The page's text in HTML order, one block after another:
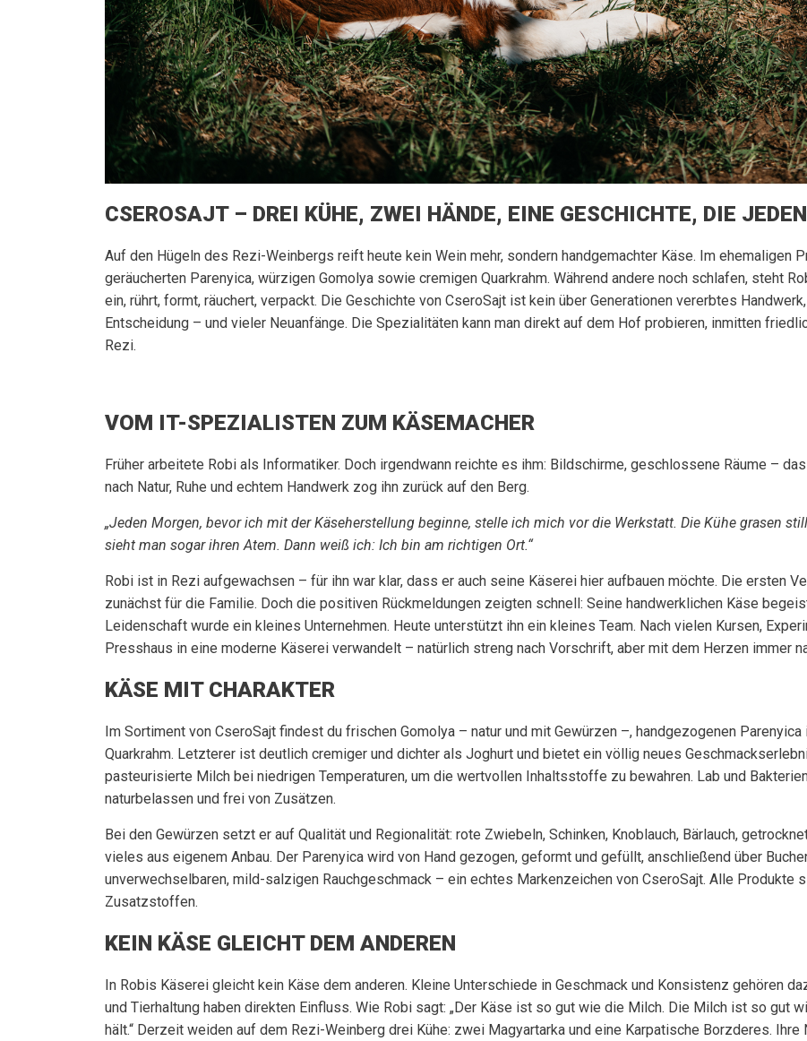
CSEROSAJT – DREI KÜHE, ZWEI HÄNDE, EINE GESCHICHTE, DIE
Auf den Hügeln des Rezi-Weinbergs reift heute kein Wein mehr, sondern handgemachter Käse. Im ehemaligen
geräucherten Parenyica, würzigen Gomolya sowie cremigen Quarkrahm. Während andere noch schlafen, steht
ein, rührt, formt, räuchert, verpackt. Die Geschichte von CseroSajt ist kein über Generationen vererbtes
Entscheidung – und vieler Neuanfänge. Die Spezialitäten kann man direkt auf dem Hof probieren, inmitten
Rezi.
VOM IT-SPEZIALISTEN ZUM KÄSEMACHER
Früher arbeitete Robi als Informatiker. Doch irgendwann reichte es ihm: Bildschirme, geschlossene Räume –
nach Natur, Ruhe und echtem Handwerk zog ihn zurück auf den Berg.
„Jeden Morgen, bevor ich mit der Käseherstellung beginne, stelle ich mich vor die Werkstatt. Die Kühe grasen
sieht man sogar ihren Atem. Dann weiß ich: Ich bin am richtigen Ort.“
Robi ist in Rezi aufgewachsen – für ihn war klar, dass er auch seine Käserei hier aufbauen möchte. Die ersten
zunächst für die Familie. Doch die positiven Rückmeldungen zeigten schnell: Seine handwerklichen Käse
Leidenschaft wurde ein kleines Unternehmen. Heute unterstützt ihn ein kleines Team. Nach vielen Kursen,
Presshaus in eine moderne Käserei verwandelt – natürlich streng nach Vorschrift, aber mit dem Herzen immer
KÄSE MIT CHARAKTER
Im Sortiment von CseroSajt findest du frischen Gomolya – natur und mit Gewürzen –, handgezogenen
Quarkrahm. Letzterer ist deutlich cremiger und dichter als Joghurt und bietet ein völlig neues
pasteurisierte Milch bei niedrigen Temperaturen, um die wertvollen Inhaltsstoffe zu bewahren. Lab und
naturbelassen und frei von Zusätzen.
Bei den Gewürzen setzt er auf Qualität und Regionalität: rote Zwiebeln, Schinken, Knoblauch, Bärlauch,
vieles aus eigenem Anbau. Der Parenyica wird von Hand gezogen, geformt und gefüllt, anschließend über
unverwechselbaren, mild-salzigen Rauchgeschmack – ein echtes Markenzeichen von CseroSajt. Alle
Zusatzstoffen.
KEIN KÄSE GLEICHT DEM ANDEREN
In Robis Käserei gleicht kein Käse dem anderen. Kleine Unterschiede in Geschmack und Konsistenz gehören
und Tierhaltung haben direkten Einfluss. Wie Robi sagt: „Der Käse ist so gut wie die Milch. Die Milch ist so gut
hält.“ Derzeit weiden auf dem Rezi-Weinberg drei Kühe: zwei Magyartarka und eine Karpatische Borzderes. Ihre